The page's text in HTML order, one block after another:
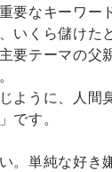
要なキーワー
いくら儲けた
要テーマの父
ように、人間
です。
。単純な好き